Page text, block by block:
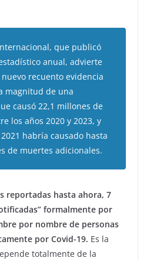
que publicó
anual, advierte
recuento evidencia
magnitud de una
causó 22,1 millones de
los años 2020 y 2023, y
habría causado hasta
de muertes adicionales.
reportadas hasta ahora, 7
formalmente por
por nombre de personas
por Covid-19. Es la
totalmente de la